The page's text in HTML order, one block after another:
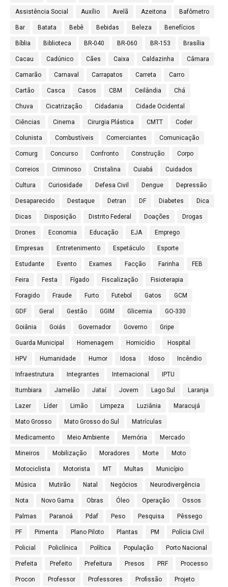
Assistência Social Auxílio Avelã Azeitona Bafômetro
Bar Batata Bebê Bebidas Beleza Benefícios
Bíblia Biblioteca BR-040 BR-060 BR-153 Brasília
Cacau Cadúnico Cães Caixa Caldazinha Câmara
Camarão Carnaval Carrapatos Carreta Carro
Cartão Casca Casos CBM Ceilândia Chá
Chuva Cicatrização Cidadania Cidade Ocidental
Ciências Cinema Cirurgia Plástica CMTT Coder
Colunista Combustíveis Comerciantes Comunicação
Comurg Concurso Confronto Construção Corpo
Correios Criminoso Cristalina Cuiabá Cuidados
Cultura Curiosidade Defesa Civil Dengue Depressão
Desaparecido Destaque Detran DF Diabetes Dica
Dicas Disposição Distrito Federal Doações Drogas
Drones Economia Educação EJA Emprego
Empresas Entretenimento Espetáculo Esporte
Estudante Evento Exames Facção Farinha FEB
Feira Festa Fígado Fiscalização Fisioterapia
Foragido Fraude Furto Futebol Gatos GCM
GDF Geral Gestão GGIM Glicemia GO-330
Goiânia Goiás Governador Governo Gripe
Guarda Municipal Homenagem Homicídio Hospital
HPV Humanidade Humor Idosa Idoso Incêndio
Infraestrutura Integrantes Internacional IPTU
Itumbiara Jamelão Jataí Jovem Lago Sul Laranja
Lazer Líder Limão Limpeza Luziânia Maracujá
Mato Grosso Mato Grosso do Sul Matrículas
Medicamento Meio Ambiente Memória Mercado
Mineiros Mobilização Moradores Morte Moto
Motociclista Motorista MT Multas Município
Música Mutirão Natal Negócios Neurodivergência
Nota Novo Gama Obras Óleo Operação Ossos
Palmas Paranoá Pdaf Peso Pesquisa Pêssego
PF Pimenta Plano Piloto Plantas PM Polícia Civil
Policial Policlínica Política População Porto Nacional
Prefeita Prefeito Prefeitura Presos PRF Processo
Procon Professor Professores Profissão Projeto